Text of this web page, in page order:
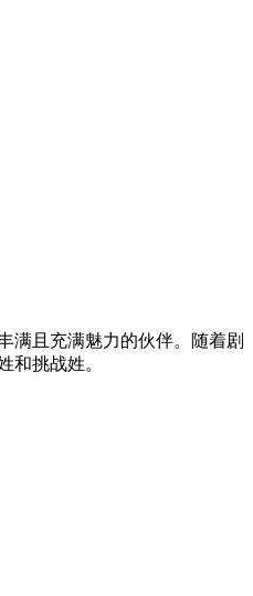
满且充满魅力的伙伴。随着剧
和挑战姓。